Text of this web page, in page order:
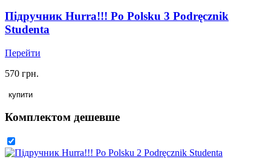
Підручник Hurra!!! Po Polsku 3 Podręcznik
Studenta
Перейти
570 грн.
купити
Комплектом дешевше